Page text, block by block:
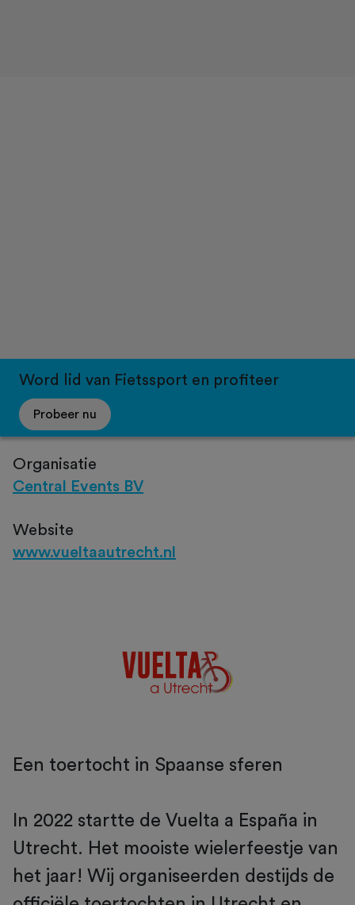
Word lid van Fietssport en profiteer
Probeer nu
Organisatie
Central Events BV
Website
www.vueltaautrecht.nl
Een toertocht in Spaanse sferen
In 2022 startte de Vuelta a España in
Utrecht. Het mooiste wielerfeestje van
het jaar! Wij organiseerden destijds de